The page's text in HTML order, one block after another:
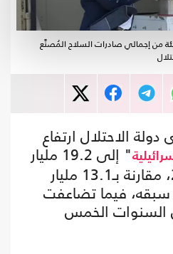
دول عربية على 15 بالمئة من إجمالي صادرات السلاح المُصنَّع
الاحتلال ارتفاع
" إلى 19.2 مليار
دولار خلال عام 2024، مقارنة بـ13.1 مليار
سبقه، فيما تضاعفت
السنوات الخمس